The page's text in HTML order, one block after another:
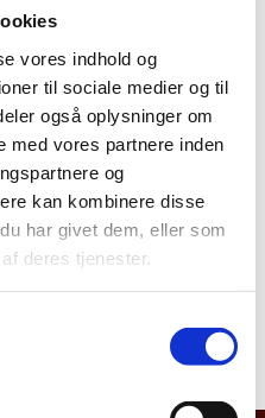
vores indhold og
til sociale medier og til
også oplysninger om
med vores partnere inden
og
kan kombinere disse
har givet dem, eller som
deres tjenester.
danskere eller andre
de kommer i
rejse i Oceanien.
med lån af penge til
af hospitalsophold,
til at henvende sig
i Oceanien. For
repræsentationer se
hovedmenuen "Om
se venligst
hovedmenuen "Om Os".